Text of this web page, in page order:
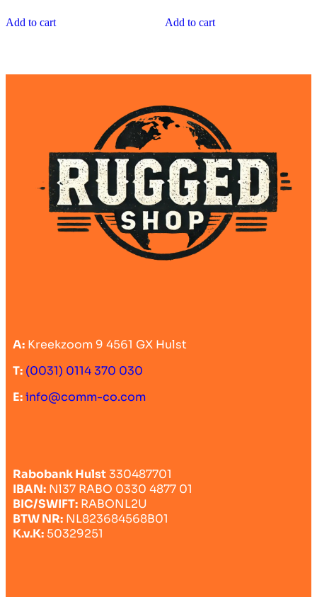
Add to cart Add to cart
A: Kreekzoom 9 4561 GX Hulst
T: (0031) 0114 370 030
E:info@comm-co.com
Rabobank Hulst330487701
IBAN: Nl37 RABO 0330 4877 01
BIC/SWIFT: RABONL2U
BTW NR: NL823684568B01
K.v.K: 50329251